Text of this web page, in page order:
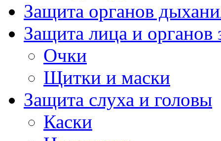
Защита органов
Защита лица и органов
Очки
Щитки и маски
Защита слуха и головы
Каски